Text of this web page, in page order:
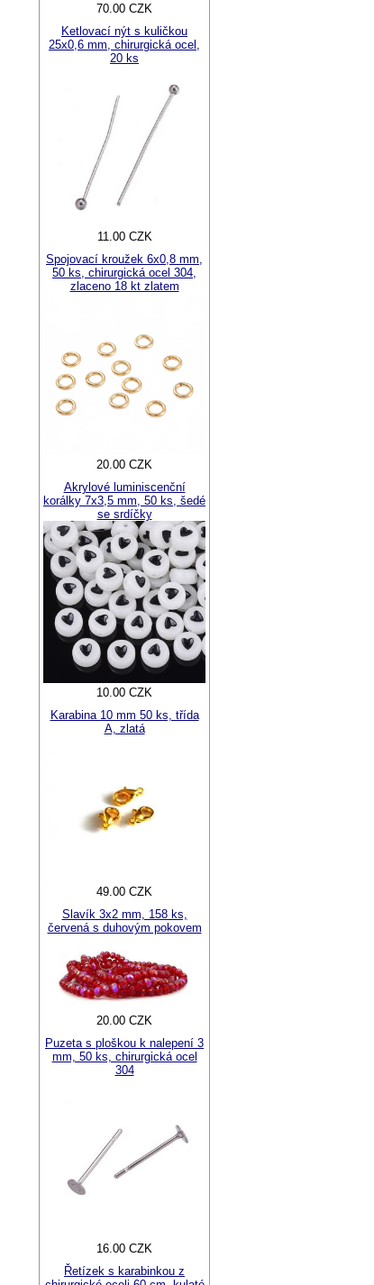
70.00 CZK
Ketlovací nýt s kuličkou
25x0,6 mm, chirurgická ocel,
20 ks
11.00 CZK
Spojovací kroužek 6x0,8 mm,
50 ks, chirurgická ocel 304,
zlaceno 18 kt zlatem
20.00 CZK
Akrylové luminiscenční
korálky 7x3,5 mm, 50 ks, šedé
se srdíčky
10.00 CZK
Karabina 10 mm 50 ks, třída
A, zlatá
49.00 CZK
Slavík 3x2 mm, 158 ks,
červená s duhovým pokovem
20.00 CZK
Puzeta s ploškou k nalepení 3
mm, 50 ks, chirurgická ocel
304
16.00 CZK
Řetízek s karabinkou z